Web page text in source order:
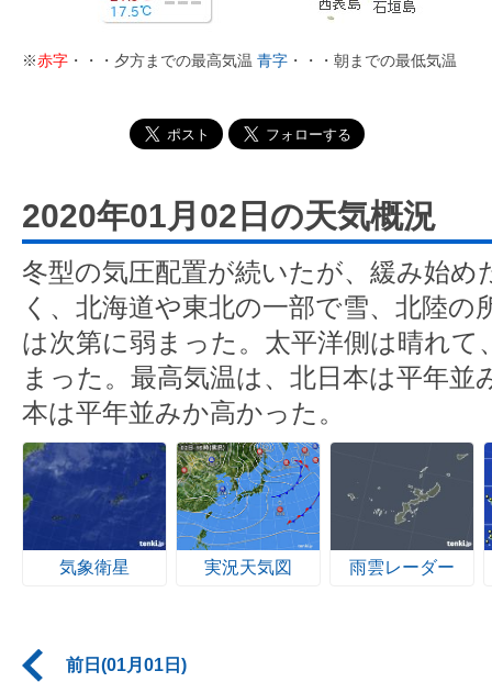
※赤字 ・・・夕方までの最高気温 青字 ・・・朝までの最低気温
2020年01月02日の天気概況
冬型の気圧配置が続いたが、緩み始め
く、北海道や東北の一部で雪、北陸の
は次第に弱まった。太平洋側は晴れて
まった。最高気温は、北日本は平年並
本は平年並みか高かった。
気象衛星 実況天気図 雨雲レーダー
前日(01月01日)